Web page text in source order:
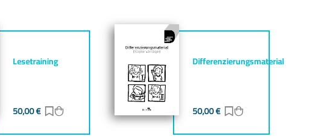
Lesetraining
50,00€ Zur Merkliste hinzufügen
Zum Warenkorb hinzufügen
Differenzierungsmaterial
50,00€ Zur Merkliste